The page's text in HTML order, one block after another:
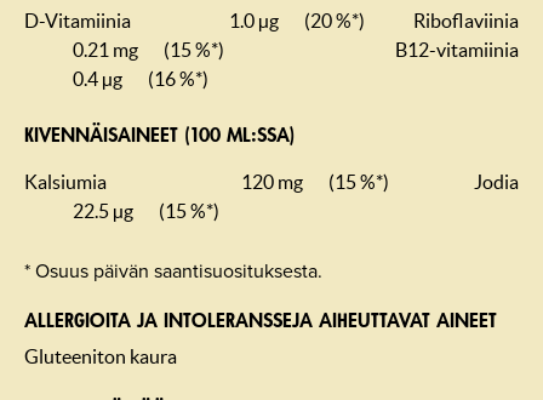
D-Vitamiinia 1.0 µg (20 %*)
Riboflaviinia
0.21 mg
(15 %*)
B12-vitamiinia
0.4 µg
(16 %*)
KIVENNÄISAINEET (100 ML:SSA)
Kalsiumia 120 mg (15 %*)
Jodia
22.5 µg
(15 %*)
* Osuus päivän saantisuosituksesta.
ALLERGIOITA JA INTOLERANSSEJA AIHEUTTAVAT AINEET
Gluteeniton kaura